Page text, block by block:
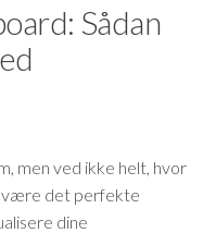
Sådan
men ved ikke helt, hvor
være det perfekte
dine